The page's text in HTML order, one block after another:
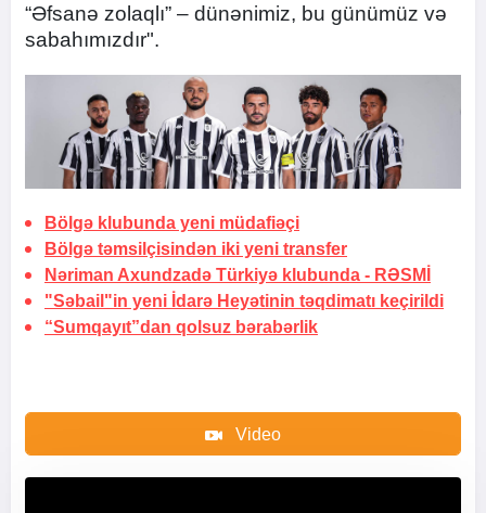
“Əfsanə zolaqlı” – dünənimiz, bu günümüz və
sabahımızdır".
Bölgə klubunda yeni müdafiəçi
Bölgə təmsilçisindən iki yeni transfer
Nəriman Axundzadə Türkiyə klubunda - RƏSMİ
"Səbail"in yeni İdarə Heyətinin təqdimatı keçirildi
“Sumqayıt”dan qolsuz bərabərlik
Video